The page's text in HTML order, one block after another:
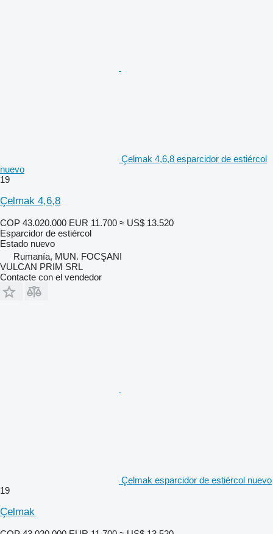
Çelmak 4,6,8 esparcidor de estiércol
nuevo
19
Çelmak 4,6,8
COP 43.020.000 EUR 11.700 ≈ US$ 13.520
Esparcidor de estiércol
Estado nuevo
Rumanía, MUN. FOCŞANI
VULCAN PRIM SRL
Contacte con el vendedor
Çelmak esparcidor de estiércol nuevo
19
Çelmak